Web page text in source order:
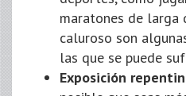
maratones de larga
caluroso son
las que se puede
Exposición